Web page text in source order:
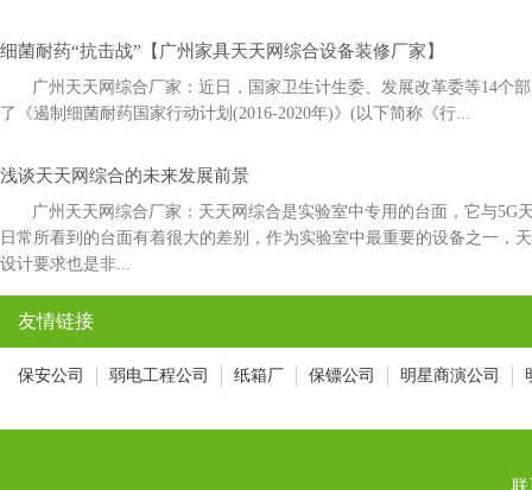
细菌耐药“抗击战”【广州家具天天网综合设备装修厂家】
广州天天网综合厂家：近日，国家卫生计生委、发展改革委等14个
了《遏制细菌耐药国家行动计划(2016-2020年)》(以下简称《行...
浅谈天天网综合的未来发展前景
广州天天网综合厂家：天天网综合是实验室中专用的台面，它与5G
日常所看到的台面有着很大的差别，作为实验室中最重要的设备之一，
设计要求也是非...
友情链接
保安公司 弱电工程公司 纸箱厂 保镖公司 明星商演公司
联